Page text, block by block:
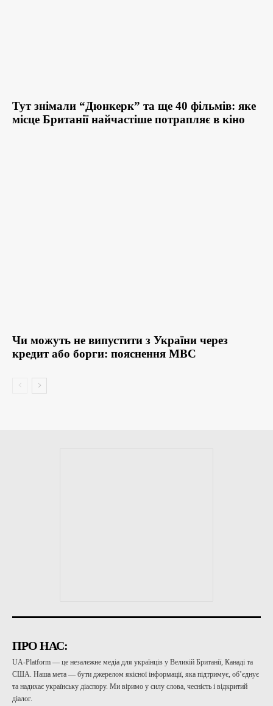
Тут знімали “Дюнкерк” та ще 40 фільмів: яке
місце Британії найчастіше потрапляє в кіно
Чи можуть не випустити з України через
кредит або борги: пояснення МВС
ПРО НАС:
UA-Platform — це незалежне медіа для українців у Великій Британії, Канаді та
США. Наша мета — бути джерелом якісної інформації, яка підтримує, об’єднує
та надихає українську діаспору. Ми віримо у силу слова, чесність і відкритий
діалог.